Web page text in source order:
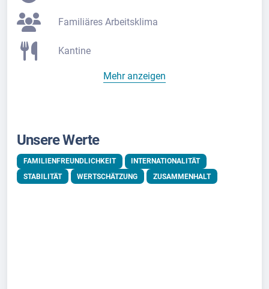
Familiäres Arbeitsklima
Kantine
Mehr anzeigen
Unsere Werte
FAMILIENFREUNDLICHKEIT
INTERNATIONALITÄT
STABILITÄT
WERTSCHÄTZUNG ZUSAMMENHALT